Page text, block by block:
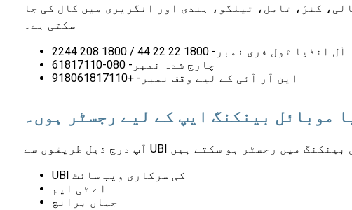
مراٹھی، گجراتی، بنگالی، کنڑ، تامل، تیلگو، ہندی اور انگریزی میں کال کی جا
سکتی ہے۔
آل انڈیا ٹول فری نمبر- 1800 22 22 44 / 1800 208 2244
چارج شدہ نمبر- 080-61817110
این آر آئی کے لیے وقف نمبر- +918061817110
موبائل بینکنگ ایپ کے لیے رجسٹر ہوں۔
UBI کی سرکاری ویب سائٹ
اے ٹی ایم
جہاں برانچ